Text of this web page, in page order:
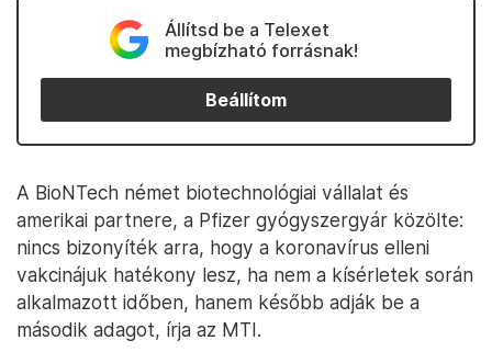
Állítsd be a Telexet
megbízható forrásnak!
Beállítom
A BioNTech német biotechnológiai vállalat és
amerikai partnere, a Pfizer gyógyszergyár közölte:
nincs bizonyíték arra, hogy a koronavírus elleni
vakcinájuk hatékony lesz, ha nem a kísérletek során
alkalmazott időben, hanem később adják be a
második adagot, írja az MTI.